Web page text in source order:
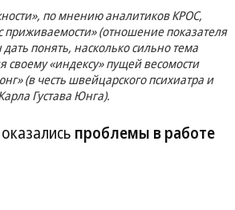
по мнению аналитиков КРОС,
(отношение показателя
понять, насколько сильно тема
«индексу» пущей весомости
(в честь швейцарского психиатра и
Густава Юнга).
проблемы в работе